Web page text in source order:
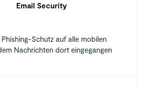
Email Security
Schutz auf alle mobilen
Nachrichten dort eingegangen